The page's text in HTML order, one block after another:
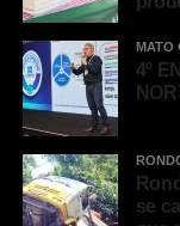
MATO
4º
se